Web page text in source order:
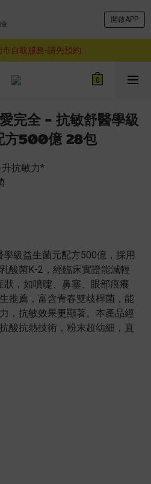
開啟APP
享順豐免運費服務
享順豐免運費服務
市自取服務-請先預約
享順豐免運費服務
完全 - 抗敏舒醫學級
方500億 28包
升抗敏力*
級益生菌元配方500億，採用
酸菌K-2，經臨床實證能減輕
，如噴嚏、鼻塞、眼部痕癢
推薦，富含青春雙歧桿菌，能
，抗敏效果更顯著。本產品經
酸抗熱技術，粉末超幼細，直